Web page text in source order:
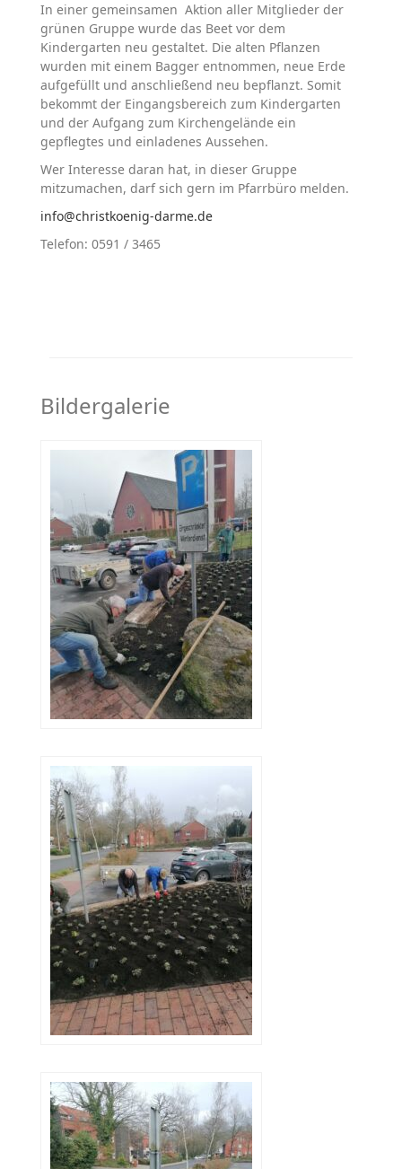
In einer gemeinsamen Aktion aller Mitglieder der
grünen Gruppe wurde das Beet vor dem
Kindergarten neu gestaltet. Die alten Pflanzen
wurden mit einem Bagger entnommen, neue Erde
aufgefüllt und anschließend neu bepflanzt. Somit
bekommt der Eingangsbereich zum Kindergarten
und der Aufgang zum Kirchengelände ein
gepflegtes und einladenes Aussehen.
Wer Interesse daran hat, in dieser Gruppe
mitzumachen, darf sich gern im Pfarrbüro melden.
info@christkoenig-darme.de
Telefon: 0591 / 3465
Bildergalerie